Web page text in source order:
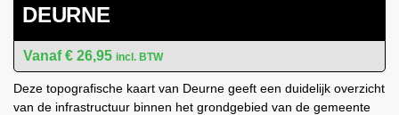
DEURNE
€ 26,95 incl. BTW
Deze topografische kaart van Deurne geeft een duidelijk overzicht
van de infrastructuur binnen het grondgebied van de gemeente